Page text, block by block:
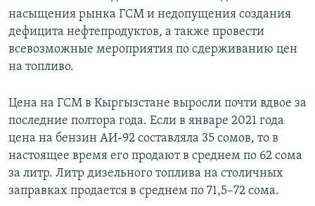
насыщения рынка ГСМ и недопущения создания
дефицита нефтепродуктов, а также провести
всевозможные мероприятия по сдерживанию цен
на топливо.
Цена на ГСМ в Кыргызстане выросли почти вдвое за
последние полтора года. Если в январе 2021 года
цена на бензин АИ-92 составляла 35 сомов, то в
настоящее время его продают в среднем по 62 сома
за литр. Литр дизельного топлива на столичных
заправках продается в среднем по 71,5–72 сома.